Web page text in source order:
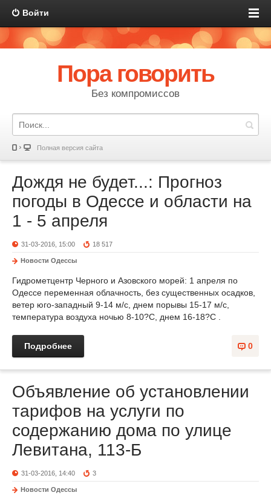
Войти
Пора говорить
Без компромиссов
Полная версия сайта
Дождя не будет...: Прогноз
погоды в Одессе и области на
1 - 5 апреля
31-03-2016, 15:00 18 517
Новости Одессы
Гидрометцентр Черного и Азовского морей: 1 апреля по
Одессе переменная облачность, без существенных осадков,
ветер юго-западный 9-14 м/с, днем порывы 15-17 м/с,
температура воздуха ночью 8-10?С, днем 16-18?С .
0
Подробнее
Объявление об установлении
тарифов на услуги по
содержанию дома по улице
Левитана, 113-Б
31-03-2016, 14:40 3
Новости Одессы